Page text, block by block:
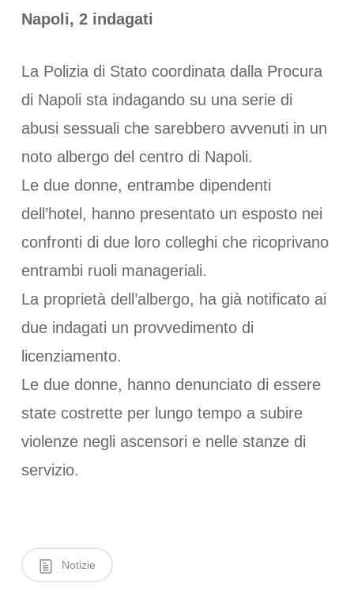
Napoli, 2 indagati
La Polizia di Stato coordinata dalla Procura
di Napoli sta indagando su una serie di
abusi sessuali che sarebbero avvenuti in un
noto albergo del centro di Napoli.
Le due donne, entrambe dipendenti
dell’hotel, hanno presentato un esposto nei
confronti di due loro colleghi che ricoprivano
entrambi ruoli manageriali.
La proprietà dell’albergo, ha già notificato ai
due indagati un provvedimento di
licenziamento.
Le due donne, hanno denunciato di essere
state costrette per lungo tempo a subire
violenze negli ascensori e nelle stanze di
servizio.
Notizie